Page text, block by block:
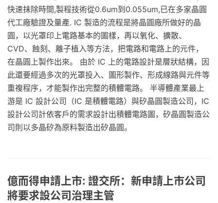
快速抹除時間,製程技術從0.6um到0.055um,已在多家晶圓
代工廠驗證及量產. IC 製造的流程是將晶圓廠所做好的晶
圓，以光罩印上電路基本的圖樣，再以氧化、擴散、
CVD、蝕刻、離子植入等方法，把電路和電路上的元件，
在晶圓上製作出來。 由於 IC 上的電路設計是層狀結構，因
此還要經過多次的光罩投入、圖形製作、形成線路與元件等
重複程序，才能製作出完整的積體電路。 半導體產業最上
游是 IC 設計公司（IC 是積體電路）與矽晶圓製造公司，IC
設計公司計依客戶的需求設計出積體電路圖，矽晶圓製造公
司則以多晶矽為原料製造出矽晶圓。
億而得申請上市: 證交所：新申請上市公司
將要求設公司治理主管